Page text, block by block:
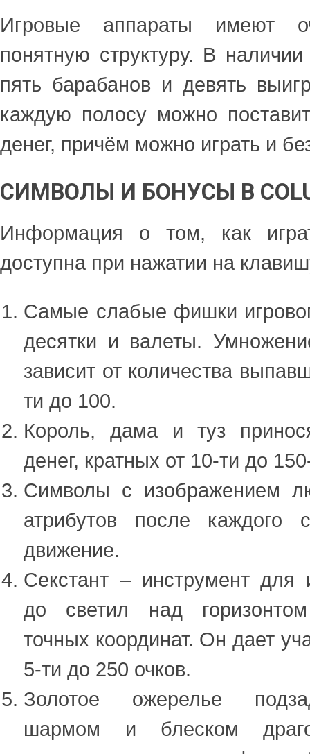
Игровые аппараты имеют
понятную структуру. В
пять барабанов и девять
каждую полосу можно
денег, причём можно играть и
СИМВОЛЫ И БОНУСЫ В
Информация о том, как
доступна при нажатии на
Самые слабые фишки
десятки и валеты.
зависит от количества
ти до 100.
Король, дама и туз
денег, кратных от 10-ти до
Символы с изображением
атрибутов после каждого
движение.
Секстант – инструмент для
до светил над
точных координат. Он дает
5-ти до 250 очков.
Золотое ожерелье
шармом и блеском